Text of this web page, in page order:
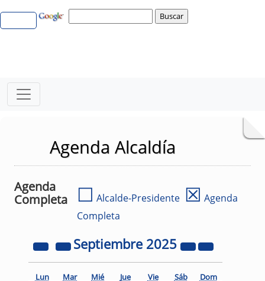
Agenda Alcaldía
Agenda
Completa
☐ Alcalde-Presidente ☒ Agenda
Completa
Septiembre 2025
Lun Mar Mié Jue Vie Sáb Dom